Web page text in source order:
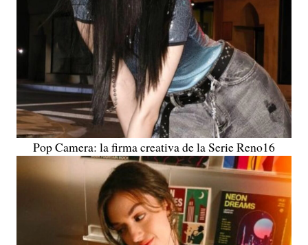
Pop Camera: la firma creativa de la Serie Reno16